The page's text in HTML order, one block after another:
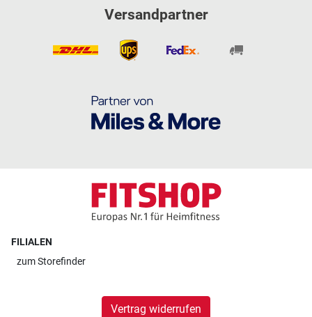
Versandpartner
FILIALEN
zumStorefinder
Vertrag widerrufen